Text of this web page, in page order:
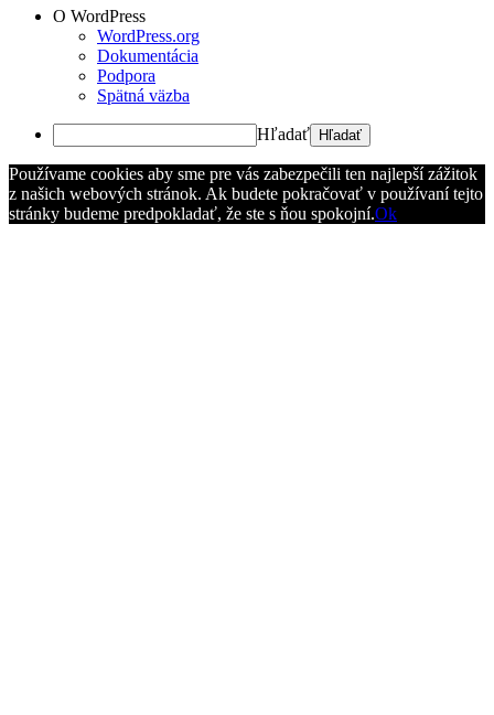
O WordPress
WordPress.org
Dokumentácia
Podpora
Spätná väzba
Hľadať
Používame cookies aby sme pre vás zabezpečili ten najlepší zážitok
z našich webových stránok. Ak budete pokračovať v používaní tejto
stránky budeme predpokladať, že ste s ňou spokojní.Ok